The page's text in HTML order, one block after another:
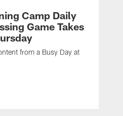
Camp Daily
Game Takes
from a Busy Day at